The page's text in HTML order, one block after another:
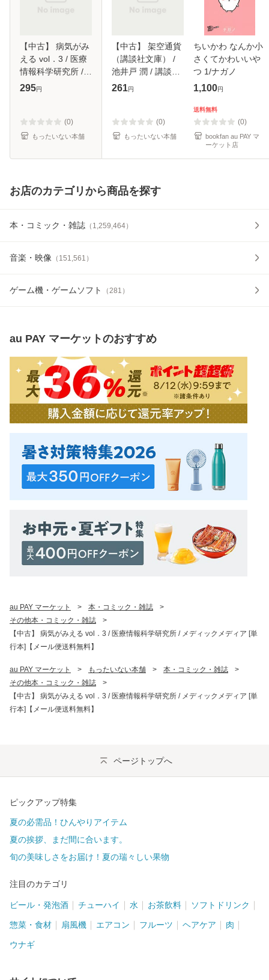
【中古】 病気がみ
える vol．3 / 医療
情報科学研究所 /
メディックメディ
295円
(0)
もったいない本舗
【中古】 架空通貨
（講談社文庫） /
池井戸 潤 / 講談社
[文庫]【メール便送
261円
(0)
もったいない本舗
ちいかわ なんか小
さくてかわいいや
つ 1/ナガノ
1,100円
送料無料
(0)
bookfan au PAY マ
ーケット店
お店のカテゴリから商品を探す
本・コミック・雑誌 （ 1,259,464）
音楽・映像 （ 151,561 ）
ゲーム機・ゲームソフト （281 ）
au PAY マーケットのおすすめ
au PAY マーケット > 本・コミック・雑誌
>
その他本・コミック・雑誌
>
【中古】 病気がみえる vol．3 / 医療情報科学研究所 / メディックメディア [単
行本]【メール便送料無料】
au PAY マーケット > もったいない本舗 > 本・コミック・雑誌
>
その他本・コミック・雑誌
>
【中古】 病気がみえる vol．3 / 医療情報科学研究所 / メディックメディア [単
行本]【メール便送料無料】
ページトップへ
ピックアップ特集
夏の必需品！ひんやりアイテム
夏の挨拶、まだ間に合います。
旬の美味しさをお届け！夏の瑞々しい果物
注目のカテゴリ
ビール・発泡酒 チューハイ 水 お茶飲料 ソフトドリンク
惣菜・食材 扇風機 エアコン フルーツ ヘアケア 肉
ウナギ